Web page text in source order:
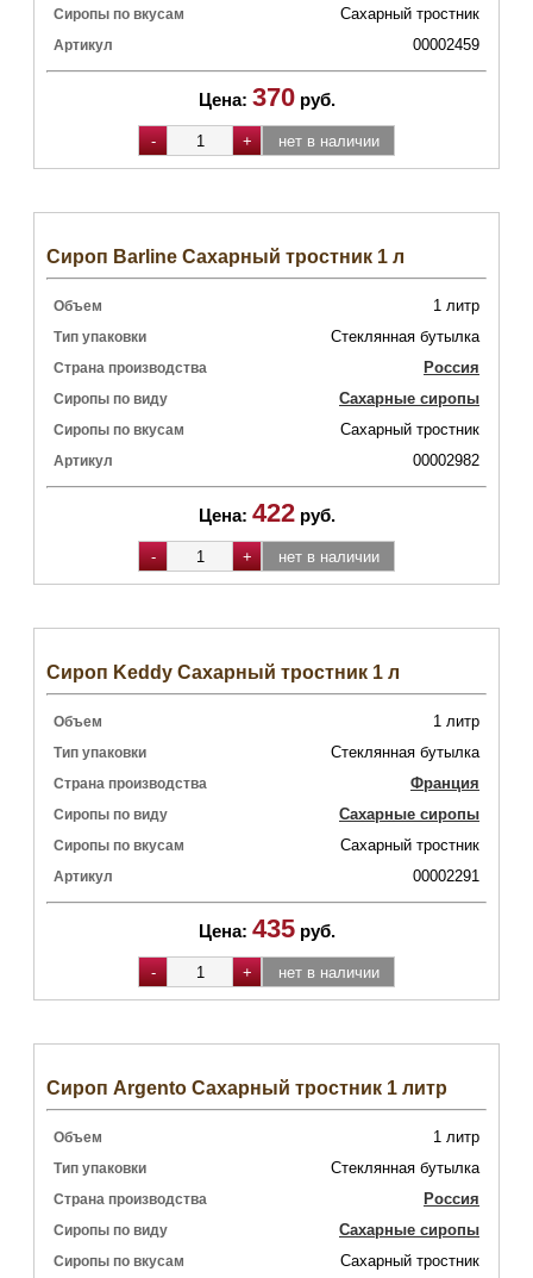
Сиропы по вкусам Сахарный тростник
Артикул 00002459
Цена: 370 руб.
Сироп Barline Сахарный тростник 1 л
Объем 1 литр
Тип упаковки Стеклянная бутылка
Страна производства Россия
Сиропы по виду Сахарные сиропы
Сиропы по вкусам Сахарный тростник
Артикул 00002982
Цена: 422 руб.
Сироп Keddy Сахарный тростник 1 л
Объем 1 литр
Тип упаковки Стеклянная бутылка
Страна производства Франция
Сиропы по виду Сахарные сиропы
Сиропы по вкусам Сахарный тростник
Артикул 00002291
Цена: 435 руб.
Сироп Argento Сахарный тростник 1 литр
Объем 1 литр
Тип упаковки Стеклянная бутылка
Страна производства Россия
Сиропы по виду Сахарные сиропы
Сиропы по вкусам Сахарный тростник